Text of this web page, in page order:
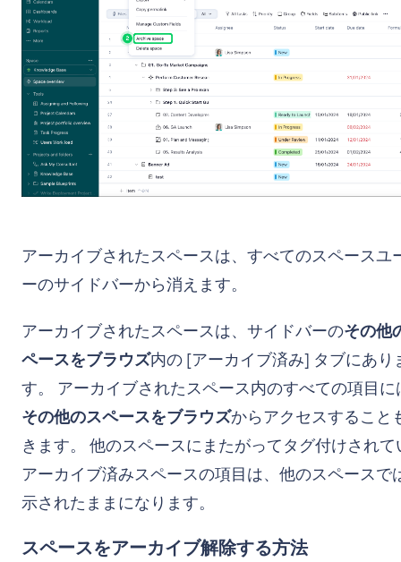
アーカイブされたスペースは、すべてのスペースユ
ーのサイドバーから消えます。
アーカイブされたスペースは、サイドバーのその他
ペースをブラウズ内の [アーカイブ済み] タブにあり
す。 アーカイブされたスペース内のすべての項目に
その他のスペースをブラウズからアクセスすること
きます。 他のスペースにまたがってタグ付けされて
アーカイブ済みスペースの項目は、他のスペースで
示されたままになります。
スペースをアーカイブ解除する方法